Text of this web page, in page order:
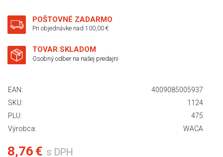
POŠTOVNÉ ZADARMO
Pri objednávke nad 100,00 €
TOVAR SKLADOM
Osobný odber na našej predajni
EAN:
4009085005937
SKU:
1124
PLU:
475
Výrobca:
WACA
8,76 € s DPH